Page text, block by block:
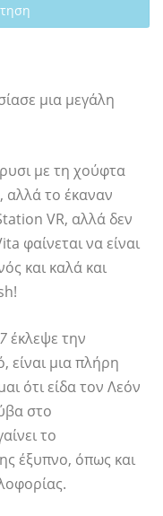
μια μεγάλη
με τη χούφτα
αλλά το έκαναν
VR, αλλά δεν
φαίνεται να είναι
και καλά και
έκλεψε την
είναι μια πλήρη
ότι είδα τον Λεόν
στο
το
έξυπνο, όπως και